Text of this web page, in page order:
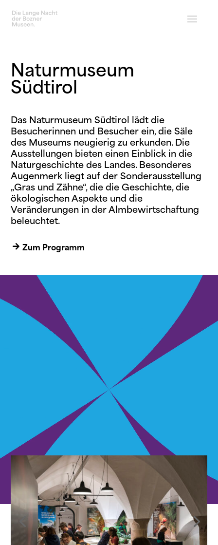
Naturmuseum
Südtirol
Das Naturmuseum Südtirol lädt die
Besucherinnen und Besucher ein, die Säle
des Museums neugierig zu erkunden. Die
Ausstellungen bieten einen Einblick in die
Naturgeschichte des Landes. Besonderes
Augenmerk liegt auf der Sonderausstellung
„Gras und Zähne“, die die Geschichte, die
ökologischen Aspekte und die
Veränderungen in der Almbewirtschaftung
beleuchtet.
Zum Programm